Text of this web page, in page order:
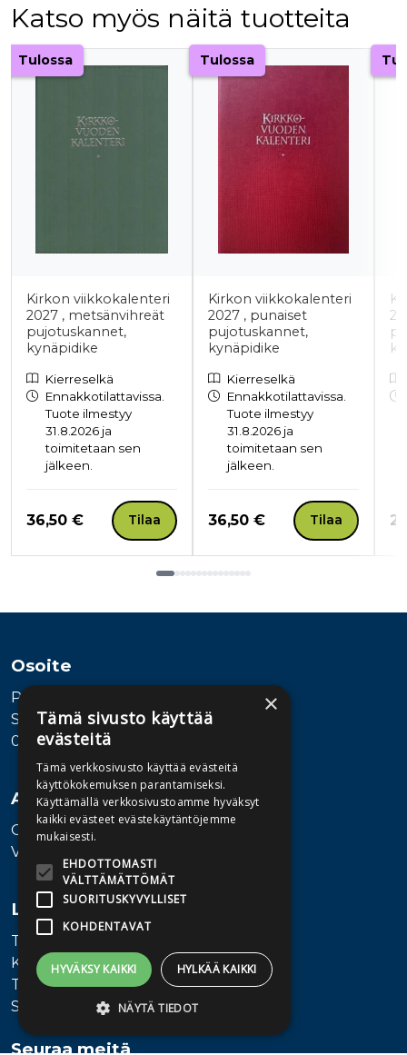
Katso myös näitä tuotteita
Tuoteluettelon alku
Tulossa
Kirkon viikkokalenteri
2027 , metsänvihreät
pujotuskannet,
kynäpidike
Kierreselkä
Ennakkotilattavissa.
Tuote ilmestyy
31.8.2026 ja
toimitetaan sen
jälkeen.
Hinta nyt
36,50 € Tilaa
Tulossa
Kirkon viikkokalenteri
2027 , punaiset
pujotuskannet,
kynäpidike
Kierreselkä
Ennakkotilattavissa.
Tuote ilmestyy
31.8.2026 ja
toimitetaan sen
jälkeen.
Hinta nyt
36,50 € Tilaa
Osoite
Publiva Oy
Sörnäistenkatu 1
00580 Helsinki
Asiakaspalvelu
Ota yhteyttä
Vaihde: 010 345100
Lisätietoa
Toimitusehdot
Käyttöohjeet
Tietosuojaseloste
Saavutettavuusseloste
Seuraa meitä
×
Tämä sivusto käyttää
evästeitä
Tämä verkkosivusto käyttää evästeitä
käyttökokemuksen parantamiseksi.
Käyttämällä verkkosivustoamme hyväksyt
kaikki evästeet evästekäytäntöjemme
mukaisesti.
EHDOTTOMASTI
VÄLTTÄMÄTTÖMÄT
SUORITUSKYVYLLISET
KOHDENTAVAT
HYVÄKSY KAIKKI HYLKÄÄ KAIKKI
NÄYTÄ TIEDOT